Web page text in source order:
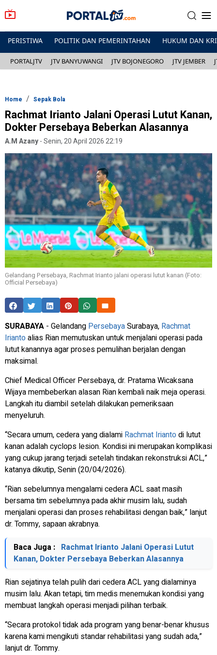
PERISTIWA POLITIK DAN PEMERINTAHAN HUKUM DAN
PORTALJTV JTV BANYUWANGI JTV BOJONEGORO JTV JEMBER
Home Sepak Bola
Rachmat Irianto Jalani Operasi Lutut Kanan,
Dokter Persebaya Beberkan Alasannya
A.M Azany-Senin, 20 April 2026 22:19
Gelandang Persebaya, Rachmat Irianto jalani operasi lutut kanan (Foto:
Official Persebaya)
SURABAYA - Gelandang PersebayaSurabaya, Rachmat
Iriantoalias Rian memutuskan untuk menjalani operasi pada
lutut kanannya agar proses pemulihan berjalan dengan
maksimal.
Chief Medical Officer Persebaya, dr. Pratama Wicaksana
Wijaya membeberkan alasan Rian kembali naik meja operasi.
Langkah itu diambil setelah dilakukan pemeriksaan
menyeluruh.
“Secara umum, cedera yang dialami Rachmat Iriantodi lutut
kanan adalah cyclops lesion. Kondisi ini merupakan komplikasi
yang cukup jarang terjadi setelah tindakan rekonstruksi ACL,”
katanya dikutip, Senin (20/04/2026).
“Rian sebelumnya mengalami cedera ACL saat masih
bersama tim sebelumnya pada akhir musim lalu, sudah
menjalani operasi dan proses rehabilitasi dengan baik,” lanjut
dr. Tommy, sapaan akrabnya.
Baca Juga : Rachmat Irianto Jalani Operasi Lutut
Kanan, Dokter Persebaya Beberkan Alasannya
Rian sejatinya telah pulih dari cedera ACL yang dialaminya
musim lalu. Akan tetapi, tim medis menemukan kondisi yang
membuat langkah operasi menjadi pilihan terbaik.
“Secara protokol tidak ada program yang benar-benar khusus
karena kami mengikuti standar rehabilitasi yang sudah ada,”
lanjut dr. Tommy.